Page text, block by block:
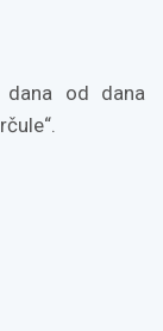
dana od dana